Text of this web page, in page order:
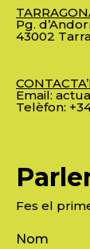
Pg.
43002
Email:
Telèfon:
Fes el